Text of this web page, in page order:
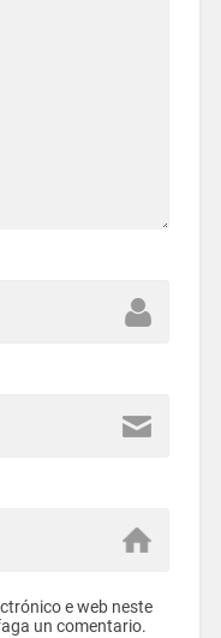
e web neste
un comentario.